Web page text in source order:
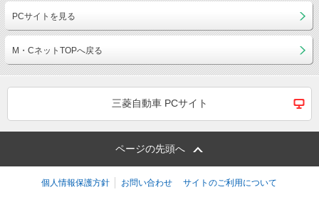
PCサイトを見る
M・CネットTOPへ戻る
三菱自動車 PCサイト
ページの先頭へ
個人情報保護方針 お問い合わせ サイトのご利用について